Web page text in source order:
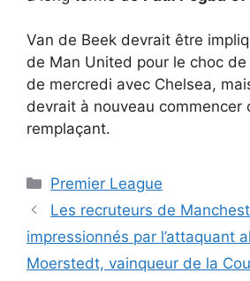
Van de Beek devrait être
de Man United pour le choc de
de mercredi avec Chelsea,
devrait à nouveau commencer
remplaçant.
Catégories
Premier League
Les recruteurs de
impressionnés par l’attaquant
Moerstedt, vainqueur de la